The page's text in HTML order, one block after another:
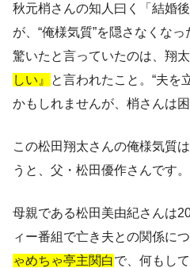
秋元梢さんの知人曰く「結婚
が、“俺様気質”を隠さなくな
驚いたと言っていたのは、翔
しい』
と言われたこと。“夫を
かもしれませんが、梢さんは
この松田翔太さんの俺様気質
うと、父・松田優作さんです。
母親である松田美由紀さんは
ィー番組で亡き夫との関係に
ゃめちゃ亭主関白で、何もし